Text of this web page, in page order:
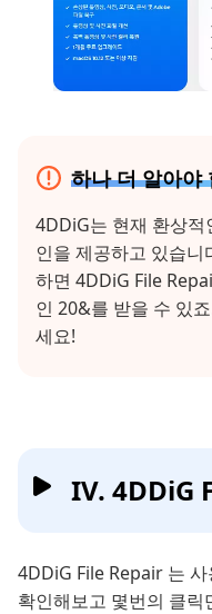
하나 더 알아야
4DDiG는 현재 환상
인을 제공하고 있습니
하면 4DDiG File
인 20&를 받을 수 있
세요!
IV. 4DDiG
4DDiG File Repair 는
확인해보고 몇번의 클